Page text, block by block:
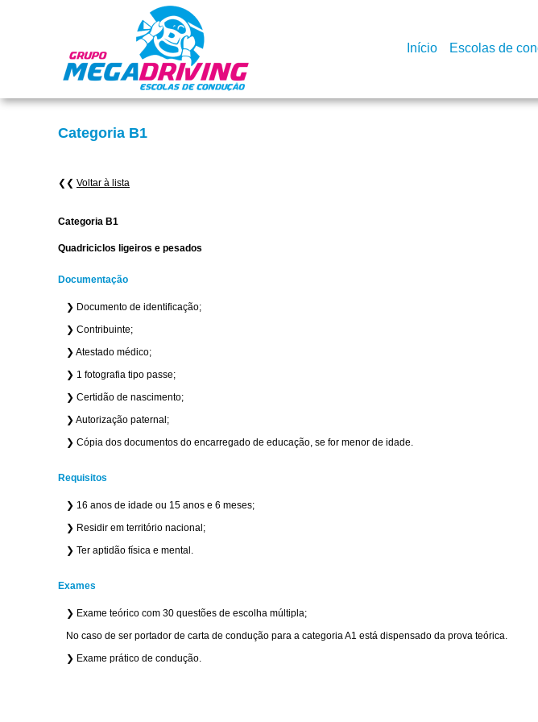
Início Escolas de
Categoria B1
❮❮ Voltar à lista
Categoria B1
Quadriciclos ligeiros e pesados
Documentação
❯ Documento de identificação;
❯ Contribuinte;
❯ Atestado médico;
❯ 1 fotografia tipo passe;
❯ Certidão de nascimento;
❯ Autorização paternal;
❯ Cópia dos documentos do encarregado de educação, se for menor de idade.
Requisitos
❯ 16 anos de idade ou 15 anos e 6 meses;
❯ Residir em território nacional;
❯ Ter aptidão física e mental.
Exames
❯ Exame teórico com 30 questões de escolha múltipla;
No caso de ser portador de carta de condução para a categoria A1 está dispensado da prova teórica.
❯ Exame prático de condução.